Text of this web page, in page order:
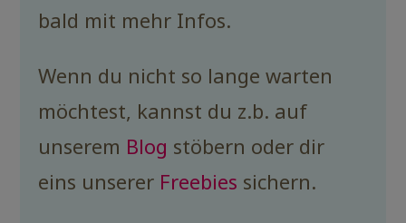
bald mit mehr Infos.
Wenn du nicht so lange warten
möchtest, kannst du z.b. auf
unserem Blog stöbern oder dir
eins unserer Freebies sichern.